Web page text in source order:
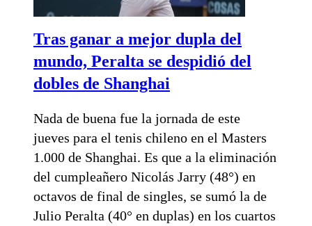
Tras ganar a mejor dupla del
mundo, Peralta se despidió del
dobles de Shanghai
Nada de buena fue la jornada de este
jueves para el tenis chileno en el Masters
1.000 de Shanghai. Es que a la eliminación
del cumpleañero Nicolás Jarry (48°) en
octavos de final de singles, se sumó la de
Julio Peralta (40° en duplas) en los cuartos